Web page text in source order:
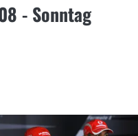
- Sonntag